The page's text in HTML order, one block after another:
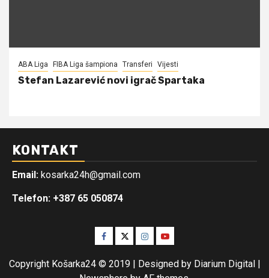
ABA Liga FIBA Liga šampiona Transferi Vijesti
Stefan Lazarević novi igrač Spartaka
KONTAKT
Email: kosarka24h@gmail.com
Telefon: +387 65 050874
Facebook
TwitterInstagram
Youtube
Copyright Košarka24 © 2019 | Designed by Diarium Digital |